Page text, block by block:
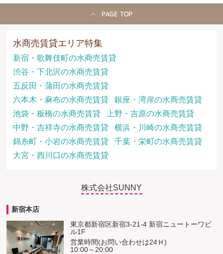
PAGE TOP
水商売賃貸エリア特集
新宿・歌舞伎町の水商売賃貸
渋谷・下北沢の水商売賃貸
五反田・蒲田の水商売賃貸
六本木・麻布の水商売賃貸
銀座・湾岸の水商売賃貸
池袋・板橋の水商売賃貸
上野・吉原の水商売賃貸
中野・吉祥寺の水商売賃貸
横浜・川崎の水商売賃貸
錦糸町・小岩の水商売賃貸
千葉・栄町の水商売賃貸
大宮・西川口の水商売賃貸
株式会社SUNNY
新宿本店
東京都新宿区新宿3-21-4 新宿ニュートーワビ
ル1F
営業時間(お問い合わせは24Ｈ)
10:00～20:00